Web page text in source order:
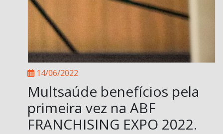
14/06/2022
Multsaúde benefícios pela
primeira vez na ABF
FRANCHISING EXPO 2022.